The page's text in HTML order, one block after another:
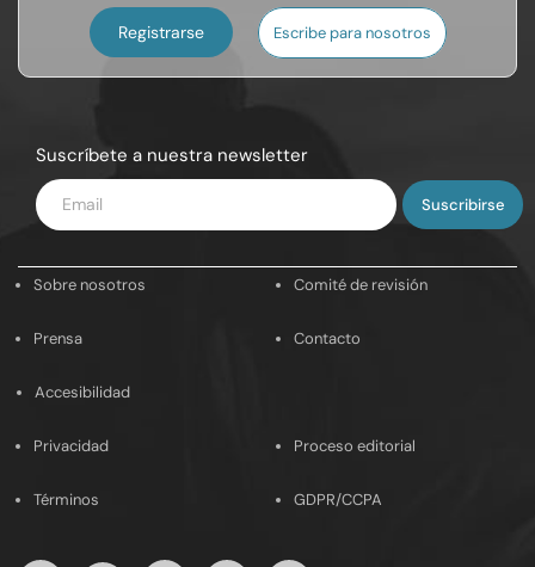
Registrarse Escribe para nosotros
Suscríbete a nuestra newsletter
Introduce
tu
Sobre nosotros Comité de revisión
Prensa Contacto
Accesibilidad
Privacidad Proceso editorial
Términos GDPR/CCPA